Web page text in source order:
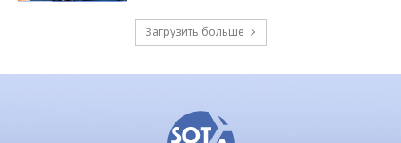
Загрузить больше